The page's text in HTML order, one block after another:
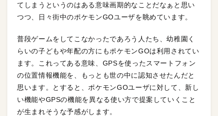
てしまうというのはある意味画期的なことだなぁと思い
つつ、日々街中のポケモンGOユーザを眺めています。
普段ゲームをしてこなかったであろう人たち、幼稚園く
らいの子どもや年配の方にもポケモンGOは利用されてい
ます。これってある意味、GPSを使ったスマートフォン
の位置情報機能を、もっとも世の中に認知させたんだと
思います。とすると、ポケモンGOユーザに対して、新し
い機能やGPSの機能を異なる使い方で提案していくこと
が生まれそうな予感がします。